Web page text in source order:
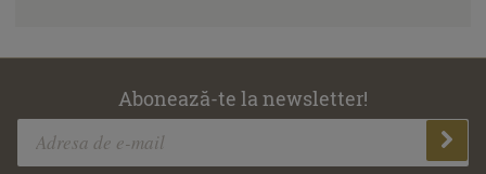
Abonează-te la newsletter!